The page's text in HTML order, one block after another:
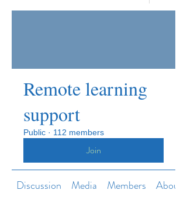
Remote learning
support
Public · 112 members
Join
Discussion Media Members About